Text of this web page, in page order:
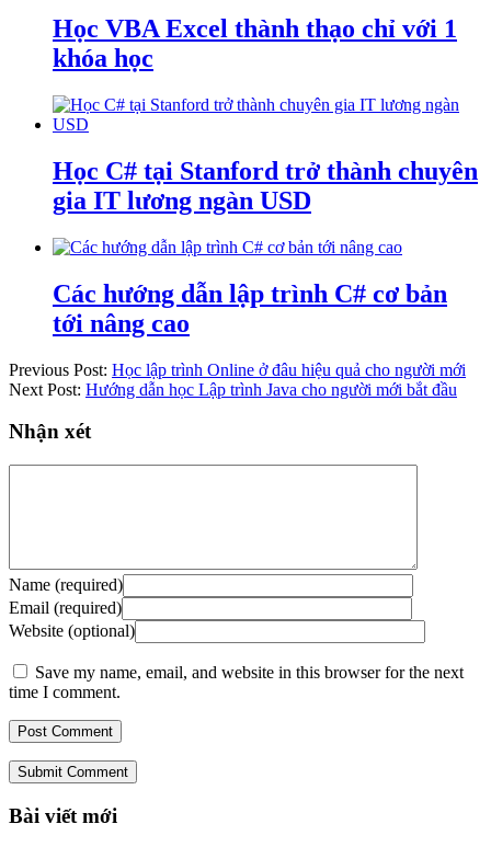
Học VBA Excel thành thạo chỉ với 1
khóa học
Học C# tại Stanford trở thành chuyên
gia IT lương ngàn USD
Các hướng dẫn lập trình C# cơ bản
tới nâng cao
Previous Post: Học lập trình Online ở đâu hiệu quả cho người mới
Next Post: Hướng dẫn học Lập trình Java cho người mới bắt đầu
Nhận xét
Name (required)
Email (required)
Website (optional)
Save my name, email, and website in this browser for the next
time I comment.
Submit Comment
Bài viết mới